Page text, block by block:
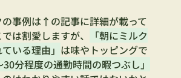
の事例は↑の記事に詳細が載って
は割愛しますが、
「朝にミルク
いる理由」 は味やトッピングで
30分程度の通勤時間の暇つぶし」